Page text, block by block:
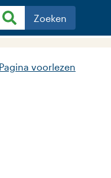
Zoeken
Pagina voorlezen